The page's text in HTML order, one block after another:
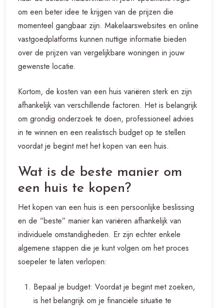
om een beter idee te krijgen van de prijzen die
momenteel gangbaar zijn. Makelaarswebsites en online
vastgoedplatforms kunnen nuttige informatie bieden
over de prijzen van vergelijkbare woningen in jouw
gewenste locatie.
Kortom, de kosten van een huis variëren sterk en zijn
afhankelijk van verschillende factoren. Het is belangrijk
om grondig onderzoek te doen, professioneel advies
in te winnen en een realistisch budget op te stellen
voordat je begint met het kopen van een huis.
Wat is de beste manier om
een huis te kopen?
Het kopen van een huis is een persoonlijke beslissing
en de “beste” manier kan variëren afhankelijk van
individuele omstandigheden. Er zijn echter enkele
algemene stappen die je kunt volgen om het proces
soepeler te laten verlopen:
Bepaal je budget: Voordat je begint met zoeken,
is het belangrijk om je financiële situatie te